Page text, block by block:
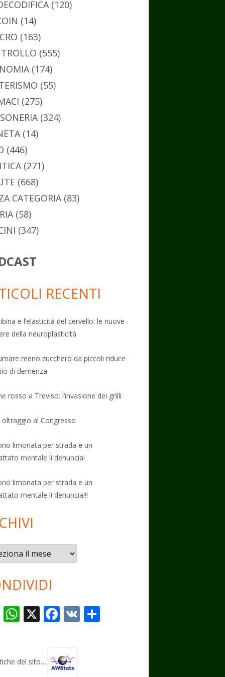
(120)
(14)
(163)
(555)
(174)
(55)
(275)
(324)
(14)
(446)
(271)
(668)
CATEGORIA(83)
(58)
(347)
RECENTI
e l’elasticità del cervello: le nuove
della neuroplasticità
meno zucchero da piccoli riduce
di demenza
rosso a Treviso: l’invasione dei grilli
oltraggio al Congresso
limonata per strada e un
mentale li denuncia!
limonata per strada e un
mentale li denuncia!!!
T
gr
W
s
X F
b
V
del sito…